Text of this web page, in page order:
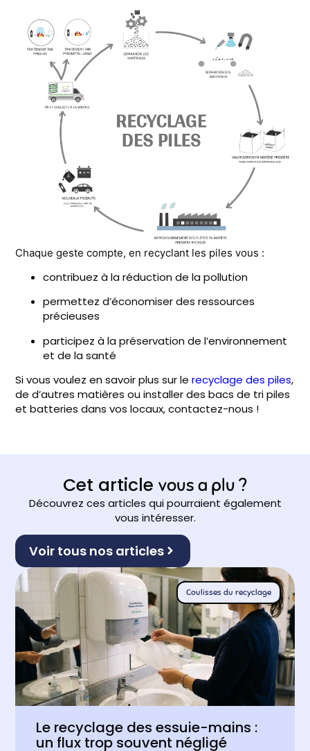
Chaque geste compte, en recyclant les piles vous :
contribuez à la réduction de la pollution
permettez d’économiser des ressources
précieuses
participez à la préservation de l’environnement
et de la santé
Si vous voulez en savoir plus sur lerecyclage des piles,
de d’autres matières ou installer des bacs de tri piles
et batteries dans vos locaux, contactez-nous !
Cet article vous a plu ?
Découvrez ces articles qui pourraient également
vous intéresser.
Voir tous nos articles
Coulisses du recyclage
Le recyclage des essuie-mains :
un flux trop souvent négligé